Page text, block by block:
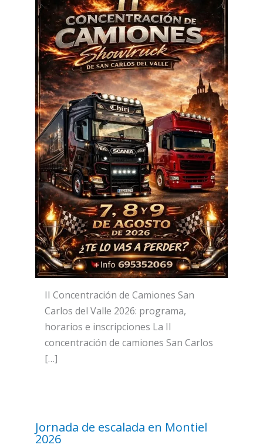
II Concentración de Camiones San
Carlos del Valle 2026: programa,
horarios e inscripciones La II
concentración de camiones San Carlos
[…]
Jornada de escalada en Montiel
2026